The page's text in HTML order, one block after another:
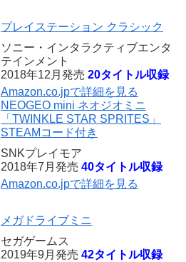
プレイステーション クラシック
ソニー・インタラクティブエンタ
テインメント
2018年12月発売 20タイトル収録
Amazon.co.jpで詳細を見る
NEOGEO mini ネオジオミニ
「TWINKLE STAR SPRITES」
STEAMコード付き
SNKプレイモア
2018年7月発売 40タイトル収録
Amazon.co.jpで詳細を見る
メガドライブミニ
セガゲームス
2019年9月発売 42タイトル収録